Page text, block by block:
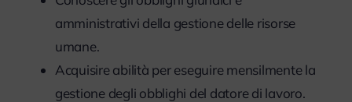
amministrativi della gestione delle risorse
umane.
Acquisire abilità per eseguire mensilmente la
gestione degli obblighi del datore di lavoro.